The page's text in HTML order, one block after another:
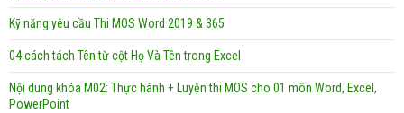
Kỹ năng yêu cầu Thi MOS Word 2019 & 365
04 cách tách Tên từ cột Họ Và Tên trong Excel
Nội dung khóa M02: Thực hành + Luyện thi MOS cho 01 môn Word, Excel,
PowerPoint